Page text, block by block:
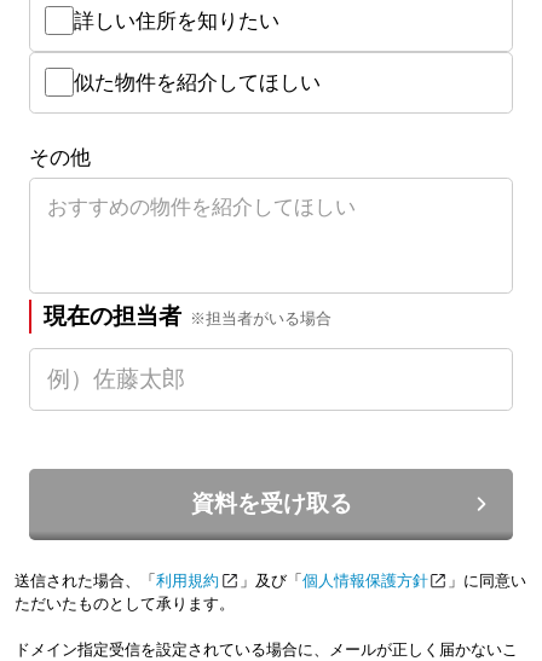
詳しい住所を知りたい
似た物件を紹介してほしい
その他
現在の担当者 ※担当者がいる場合
資料を受け取る
送信された場合、「 利用規約 」及び「 個人情報保護方針
」に同意い
ただいたものとして承ります。
ドメイン指定受信を設定されている場合に、メールが正しく届かないこ